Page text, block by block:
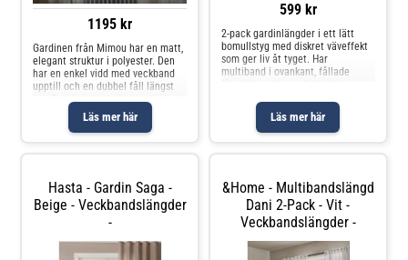
1195 kr
Läs mer här
Gardinen från Mimou har en matt,
elegant struktur i polyester. Den
har en enkel vidd med veckband
upptill och en dubbel fåll längst
ner. Den har en skräddarsydd look
med en vacker tyngd perfekt för
att göra ditt hem mer personligt.
Säljs styckvis. Om gardinen från
599 kr
Läs mer här
2-pack gardinlängder i ett lätt
bomullstyg med diskret väveffekt
som ger liv åt tyget. Har
multiband i ovankant, fållade
snabbfållningsband för att få rätt
längd på gardinen. Multibandet är
en flexibel lö
Hasta - Gardin Saga -
Beige - Veckbandslängder
-
&Home - Multibandslängd
Dani 2-Pack - Vit -
Veckbandslängder -